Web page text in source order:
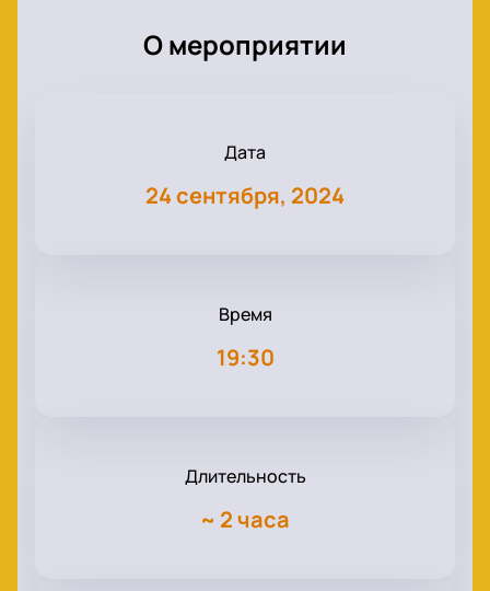
О мероприятии
Дата
24 сентября, 2024
Время
19:30
Длительность
~ 2 часа